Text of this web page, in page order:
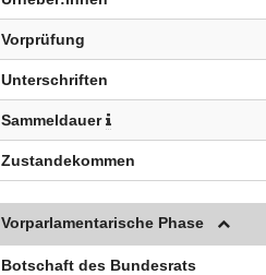
Vorprüfung
Unterschriften
Sammeldauer
Zustandekommen
Vorparlamentarische Phase
Botschaft des Bundesrats